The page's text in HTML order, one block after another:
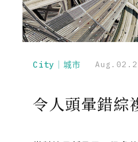
City｜城市
令人頭暈錯綜